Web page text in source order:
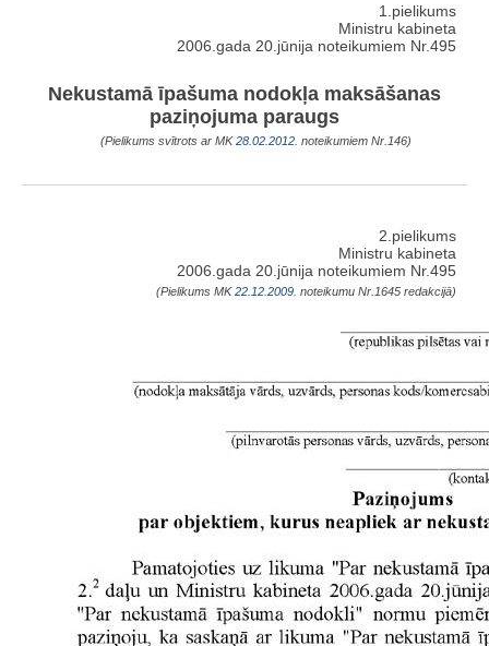
1.pielikums
Ministru kabineta
2006.gada 20.jūnija noteikumiem Nr.495
Nekustamā īpašuma nodokļa maksāšanas
paziņojuma paraugs
(Pielikums svītrots ar MK28.02.2012. noteikumiem Nr.146)
2.pielikums
Ministru kabineta
2006.gada 20.jūnija noteikumiem Nr.495
(Pielikums MK22.12.2009. noteikumu Nr.1645 redakcijā)